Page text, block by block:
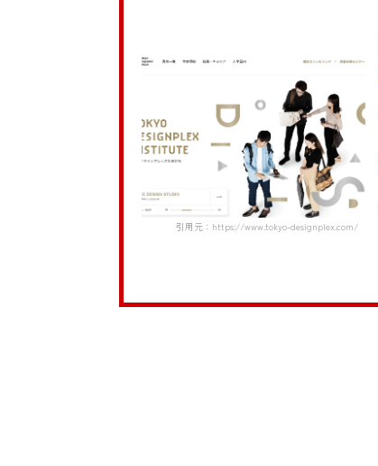
引用元：https://www.tokyo-designplex.com/